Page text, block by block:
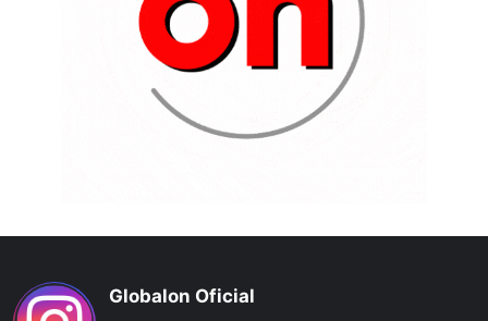
Globalon Oficial